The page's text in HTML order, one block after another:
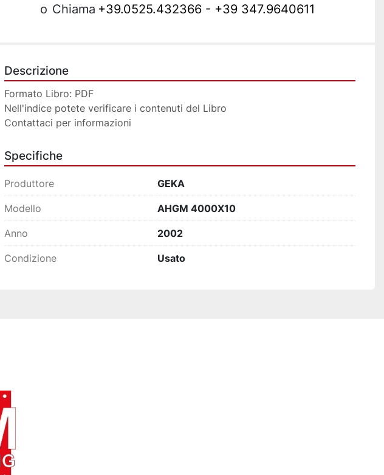
o Chiama +39.0525.432366 - +39 347.9640611
Descrizione
Formato Libro: PDF
Nell'indice potete verificare i contenuti del Libro
Contattaci per informazioni
Specifiche
Produttore GEKA
Modello AHGM 4000X10
Anno 2002
Condizione Usato